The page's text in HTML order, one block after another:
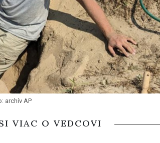
archív AP
VIAC O VEDCOVI